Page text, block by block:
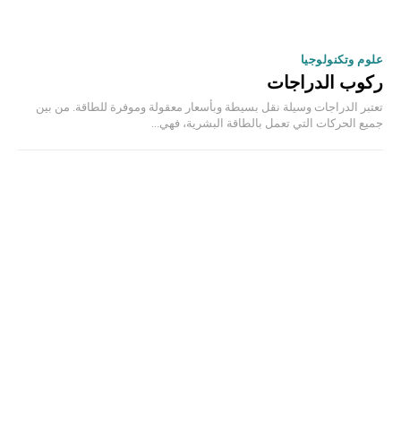
علوم وتكنولوجيا
ركوب الدراجات
تعتبر الدراجات وسيلة نقل بسيطة وبأسعار معقولة وموفرة للطاقة. من بين
جميع الحركات التي تعمل بالطاقة البشرية، فهي...